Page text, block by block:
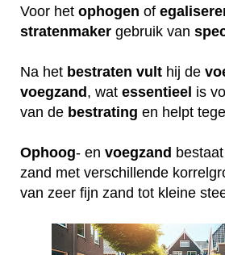
Voor het ophogen of
stratenmaker gebruik van
Na het bestraten vult hij de
voegzand , wat essentieel is
van de bestrating en helpt
Ophoog- en voegzand
zand met verschillende
van zeer fijn zand tot kleine